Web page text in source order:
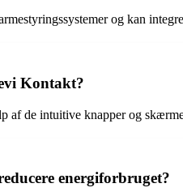
og kan
Kontakt?
de intuitive knapper og
energiforbruget?